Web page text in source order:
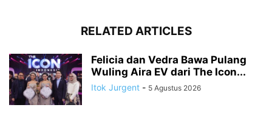
RELATED ARTICLES
Felicia dan Vedra Bawa Pulang
Wuling Aira EV dari The Icon...
Itok Jurgent - 5 Agustus 2026